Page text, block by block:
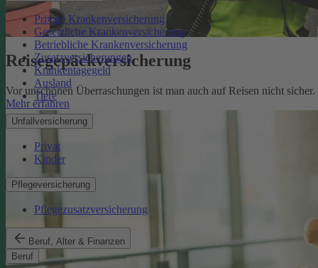
Private Krankenversicherung
Gesetzliche Krankenversicherung
Betriebliche Krankenversicherung
Zusatzversicherungen
Krankentagegeld
Ausland
Tiere
Unfallversicherung
Privat
Kinder
Pflegeversicherung
Pflegezusatzversicherung
Beruf, Alter & Finanzen
Beruf
Reisegepäckversicherung
Vor unschönen Überraschungen ist man auch auf Reisen nicht
Mehr erfahren